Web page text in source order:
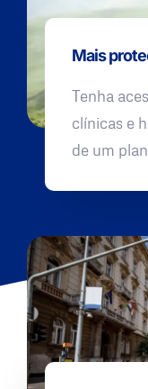
Mais
Tenha
clínicas e
de um